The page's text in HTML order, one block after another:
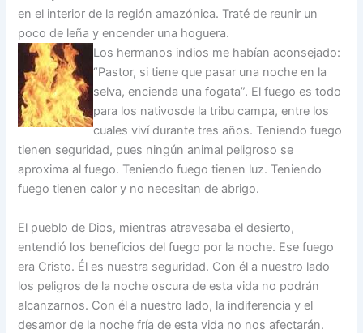
en el interior de la región amazónica. Traté de reunir un
poco de leña y encender una hoguera.
Los hermanos indios me habían aconsejado:
“Pastor, si tiene que pasar una noche en la
selva, encienda una fogata”. El fuego es todo
para los nativosde la tribu campa, entre los
cuales viví durante tres años. Teniendo fuego
tienen seguridad, pues ningún animal peligroso se
aproxima al fuego. Teniendo fuego tienen luz. Teniendo
fuego tienen calor y no necesitan de abrigo.
El pueblo de Dios, mientras atravesaba el desierto,
entendió los beneficios del fuego por la noche. Ese fuego
era Cristo. Él es nuestra seguridad. Con él a nuestro lado
los peligros de la noche oscura de esta vida no podrán
alcanzarnos. Con él a nuestro lado, la indiferencia y el
desamor de la noche fría de esta vida no nos afectarán.